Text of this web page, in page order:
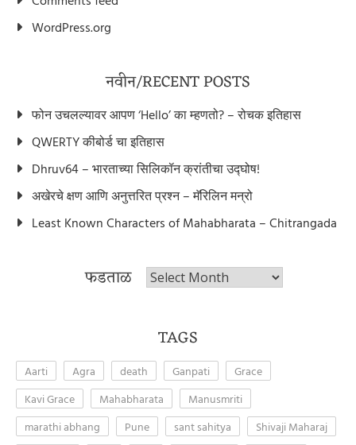
WordPress.org
नवीन/RECENT POSTS
फोन उचलल्यावर आपण ‘Hello’ का म्हणतो? – रोचक इतिहास
QWERTY कीबोर्ड चा इतिहास
Dhruv64 – भारताच्या सिलिकॉन क्रांतीचा उद्घोष!
अखेरचे क्षण आणि अनुत्तरित प्रश्न – मॅरिलिन मन्रो
Least Known Characters of Mahabharata – Chitrangada
फडताळ फडताळ
TAGS
Aarti Agra death Ganpati
Grace
Kavi Grace
Mahabharata
Manusmriti
marathi abhang
Pune sant sahitya
Shivaji Maharaj